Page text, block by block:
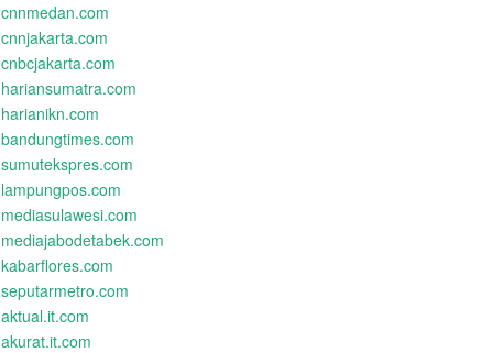
cnnmedan.com
cnnjakarta.com
cnbcjakarta.com
hariansumatra.com
harianikn.com
bandungtimes.com
sumutekspres.com
lampungpos.com
mediasulawesi.com
mediajabodetabek.com
kabarflores.com
seputarmetro.com
aktual.it.com
akurat.it.com